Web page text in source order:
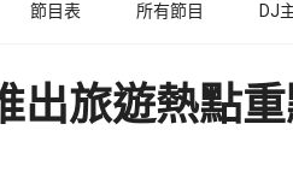
節目表 所有節目 DJ
出旅遊熱點